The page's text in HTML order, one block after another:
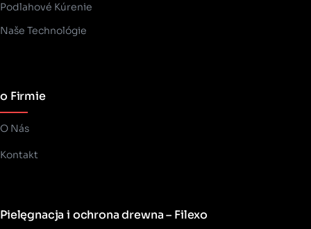
Podlahové Kúrenie
Naše Technológie
o Firmie
O Nás
Kontakt
Pielęgnacja i ochrona drewna – Filexo